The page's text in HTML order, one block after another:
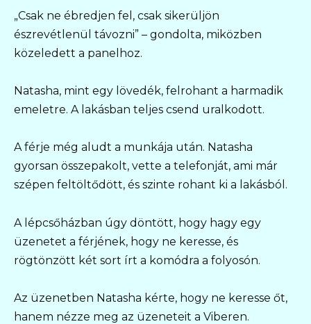
„Csak ne ébredjen fel, csak sikerüljön
észrevétlenül távozni” – gondolta, miközben
közeledett a panelhoz.
Natasha, mint egy lövedék, felrohant a harmadik
emeletre. A lakásban teljes csend uralkodott.
A férje még aludt a munkája után. Natasha
gyorsan összepakolt, vette a telefonját, ami már
szépen feltöltődött, és szinte rohant ki a lakásból.
A lépcsőházban úgy döntött, hogy hagy egy
üzenetet a férjének, hogy ne keresse, és
rögtönzött két sort írt a komódra a folyosón.
Az üzenetben Natasha kérte, hogy ne keresse őt,
hanem nézze meg az üzeneteit a Viberen.